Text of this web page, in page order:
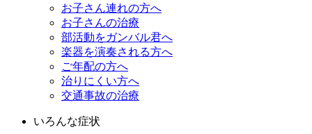
お子さん連れの方へ
お子さんの治療
部活動をガンバル君へ
楽器を演奏される方へ
ご年配の方へ
治りにくい方へ
交通事故の治療
いろんな症状